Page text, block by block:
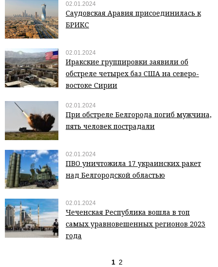
02.01.2024
Саудовская Аравия присоединилась к
БРИКС
02.01.2024
Иракские группировки заявили об
обстреле четырех баз США на северо-
востоке Сирии
02.01.2024
При обстреле Белгорода погиб мужчина,
пять человек пострадали
02.01.2024
ПВО уничтожила 17 украинских ракет
над Белгородской областью
02.01.2024
Чеченская Республика вошла в топ
самых уравновешенных регионов 2023
года
1 2